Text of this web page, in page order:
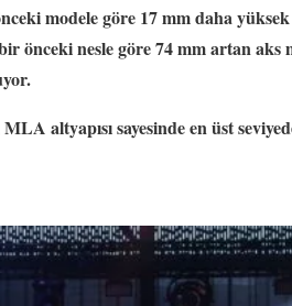
modele göre 17 mm daha
önceki nesle göre 74 mm artan aks
altyapısı sayesinde en üst